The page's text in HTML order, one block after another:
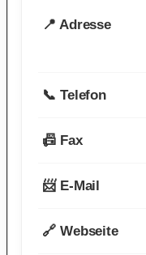
📍 Adresse
📞 Telefon
📠 Fax
📨 E-Mail
🔗 Webseite